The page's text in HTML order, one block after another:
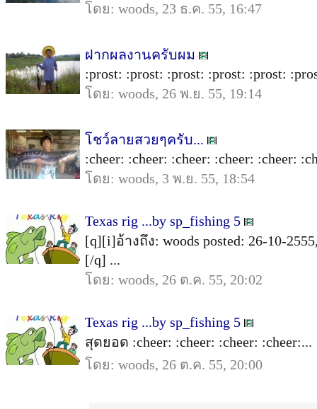
โดย: woods, 23 ธ.ค. 55, 16:47
ฝากผลงานครับผม
:prost: :prost: :prost: :prost: :prost:
โดย: woods, 26 พ.ย. 55, 19:14
โชว์ลายสวยๆครับ...
:cheer: :cheer: :cheer: :cheer: :cheer:
โดย: woods, 3 พ.ย. 55, 18:54
Texas rig ...by sp_fishing 5
[q][i]อ้างถึง: woods posted: 26-10-
[/q] ...
โดย: woods, 26 ต.ค. 55, 20:02
Texas rig ...by sp_fishing 5
สุดยอด :cheer: :cheer: :cheer: :cheer:...
โดย: woods, 26 ต.ค. 55, 20:00